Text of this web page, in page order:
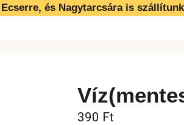
és Nagytarcsára is
390 Ft